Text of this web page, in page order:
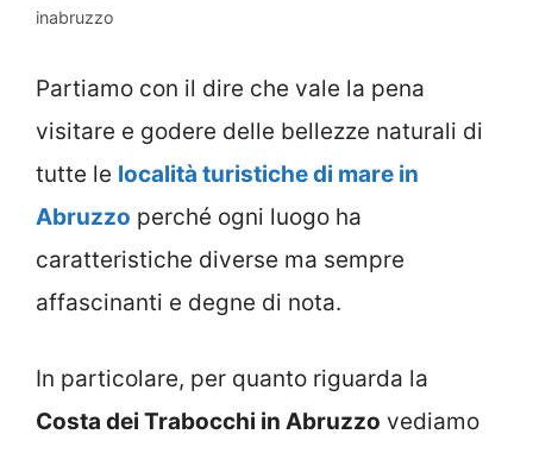
inabruzzo
Partiamo con il dire che vale la pena
visitare e godere delle bellezze naturali di
tutte le località turistiche di mare in
Abruzzo perché ogni luogo ha
caratteristiche diverse ma sempre
affascinanti e degne di nota.
In particolare, per quanto riguarda la
Costa dei Trabocchi in Abruzzo vediamo